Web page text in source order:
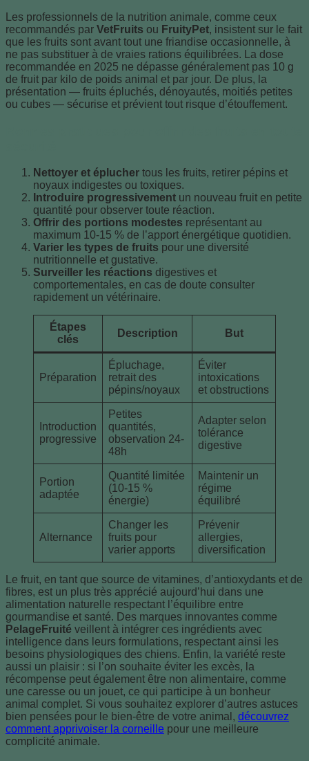
Les professionnels de la nutrition animale, comme ceux
recommandés par VetFruits ou FruityPet, insistent sur le fait
que les fruits sont avant tout une friandise occasionnelle, à
ne pas substituer à de vraies rations équilibrées. La dose
recommandée en 2025 ne dépasse généralement pas 10 g
de fruit par kilo de poids animal et par jour. De plus, la
présentation — fruits épluchés, dénoyautés, moitiés petites
ou cubes — sécurise et prévient tout risque d’étouffement.
Nettoyer et éplucher tous les fruits, retirer pépins et
noyaux indigestes ou toxiques.
Introduire progressivement un nouveau fruit en petite
quantité pour observer toute réaction.
Offrir des portions modestes représentant au
maximum 10-15 % de l’apport énergétique quotidien.
Varier les types de fruits pour une diversité
nutritionnelle et gustative.
Surveiller les réactions digestives et
comportementales, en cas de doute consulter
rapidement un vétérinaire.
Étapes
clés
Description But
Préparation
Épluchage,
retrait des
pépins/noyaux
Éviter
intoxications
et obstructions
Introduction
progressive
Petites
quantités,
observation 24-
48h
Adapter selon
tolérance
digestive
Portion
adaptée
Quantité limitée
(10-15 %
énergie)
Maintenir un
régime
équilibré
Alternance
Changer les
fruits pour
varier apports
Prévenir
allergies,
diversification
Le fruit, en tant que source de vitamines, d’antioxydants et de
fibres, est un plus très apprécié aujourd’hui dans une
alimentation naturelle respectant l’équilibre entre
gourmandise et santé. Des marques innovantes comme
PelageFruité veillent à intégrer ces ingrédients avec
intelligence dans leurs formulations, respectant ainsi les
besoins physiologiques des chiens. Enfin, la variété reste
aussi un plaisir : si l’on souhaite éviter les excès, la
récompense peut également être non alimentaire, comme
une caresse ou un jouet, ce qui participe à un bonheur
animal complet. Si vous souhaitez explorer d’autres astuces
bien pensées pour le bien-être de votre animal, découvrez
comment apprivoiser la corneille pour une meilleure
complicité animale.